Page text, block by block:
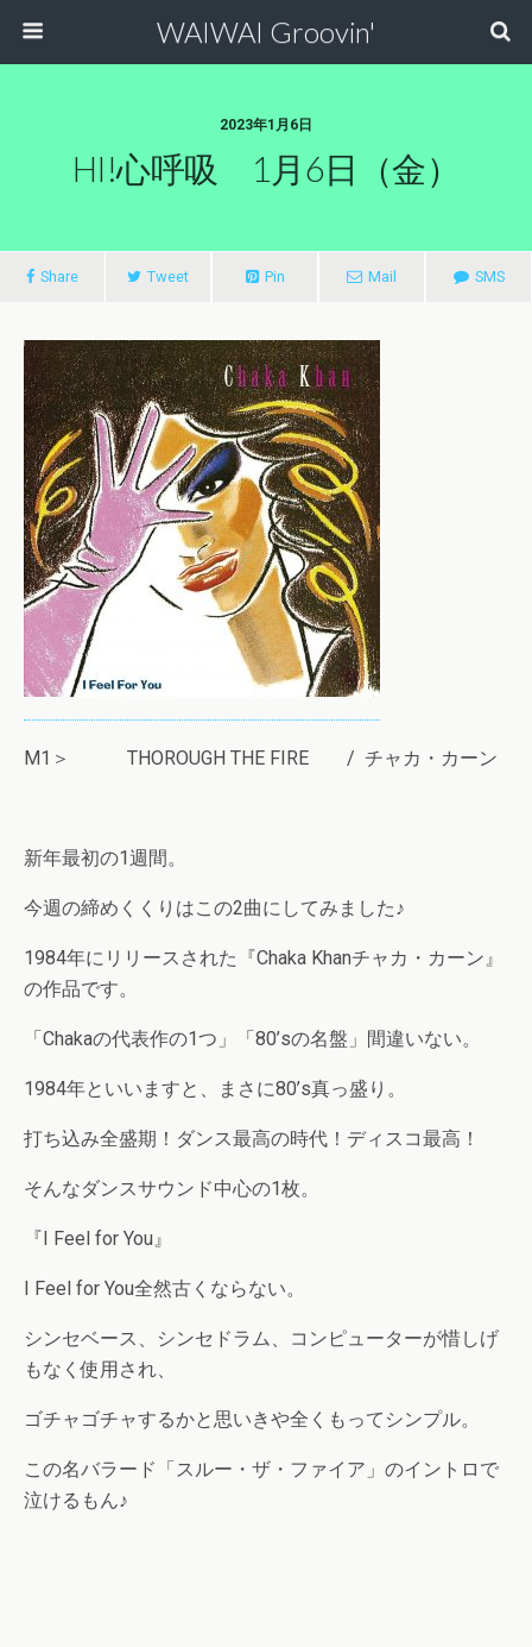
WAIWAI Groovin'
2023年1月6日
HI!心呼吸 1月6日（金）
Share Tweet Pin Mail SMS
M1＞ THOROUGH THE FIRE / チャカ・カーン
新年最初の1週間。
今週の締めくくりはこの2曲にしてみました♪
1984年にリリースされた『Chaka Khanチャカ・カーン』
の作品です。
「Chakaの代表作の1つ」「80’sの名盤」間違いない。
1984年といいますと、まさに80’s真っ盛り。
打ち込み全盛期！ダンス最高の時代！ディスコ最高！
そんなダンスサウンド中心の1枚。
『I Feel for You』
I Feel for You全然古くならない。
シンセベース、シンセドラム、コンピューターが惜しげ
もなく使用され、
ゴチャゴチャするかと思いきや全くもってシンプル。
この名バラード「スルー・ザ・ファイア」のイントロで
泣けるもん♪